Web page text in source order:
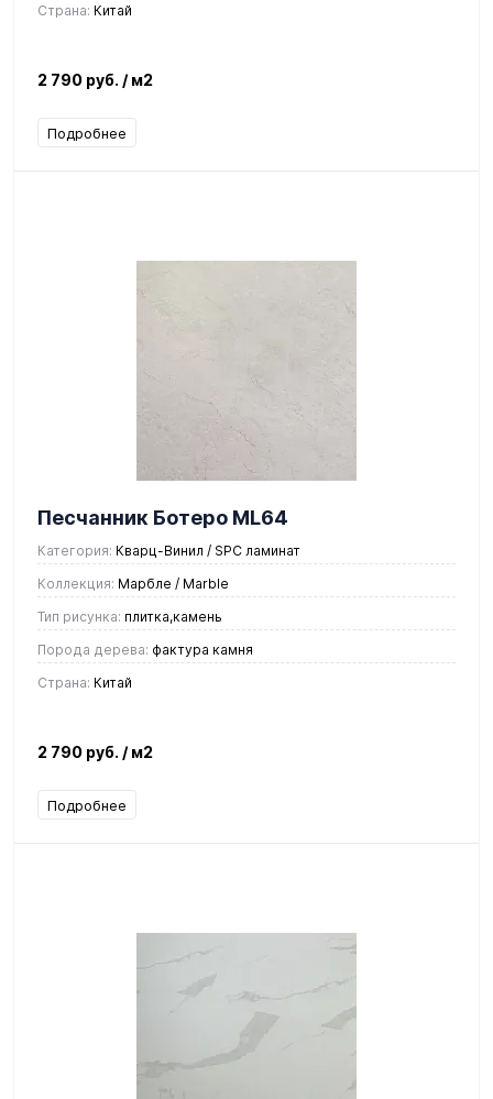
Страна: Китай
2 790 руб. / м2
Подробнее
Песчанник Ботеро ML64
Категория: Кварц-Винил / SPC ламинат
Коллекция: Марбле / Marble
Тип рисунка: плитка,камень
Порода дерева: фактура камня
Страна: Китай
2 790 руб. / м2
Подробнее